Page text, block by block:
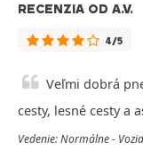
RECENZIA OD A.V.
4/5
Veľmi dobrá
cesty, lesné cesty a
Vedenie: Normálne -